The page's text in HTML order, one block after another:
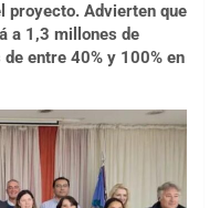
proyecto. Advierten que
a 1,3 millones de
entre 40% y 100% en